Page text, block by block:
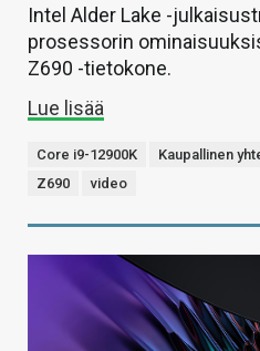
Intel Alder Lake -
prosessorin
Z690 -tietokone.
Lue lisää
Core i9-12900K Kaupallinen
Z690
video